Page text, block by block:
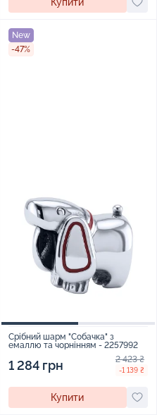
Купити
New
-47%
Срібний шарм "Собачка" з
емаллю та чорнінням - 2257992
1 284 грн 2 423 ₴
-1 139 ₴
Купити